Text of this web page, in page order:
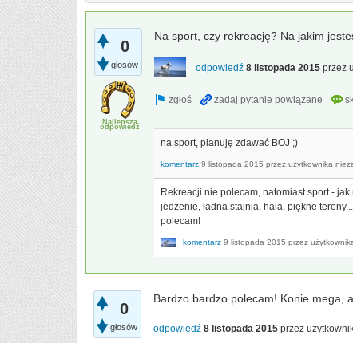
0
głosów
Najlepsza
odpowiedź
Na sport, czy rekreację? Na jakim
odpowiedź 8 listopada 2015 przez
na sport, planuję zdawać BOJ ;)
komentarz 9 listopada 2015 przez użytkownika
Rekreacji nie polecam, natomiast sport -
jedzenie, ładna stajnia, hala, piękne
polecam!
komentarz 9 listopada 2015 przez
0
głosów
Bardzo bardzo polecam! Konie mega,
odpowiedź 8 listopada 2015 przez